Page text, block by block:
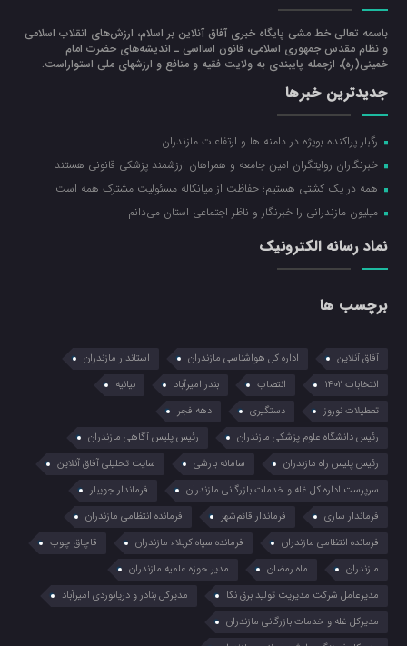
باسمه تعالی خط مشی پایگاه خبری آفاق آنلاین بر اسلام، ارزش‌هاي انقلاب اسلامي
و نظام مقدس جمهوري اسلامي، قانون اسااسی ـ انديشه‌هاي حضرت امام
خميني(ره)، ازجمله پایبندی به ولايت فقيه و منافع و ارزشهاي ملي استواراست.
جدیدترین خبرها
رگبار پراکنده بویژه در دامنه ها و ارتفاعات مازندران
خبرنگاران روایتگران امین جامعه و همراهان ارزشمند پزشکی قانونی هستند
همه در یک کشتی هستیم؛ حفاظت از میانکاله مسئولیت مشترک همه است
میلیون مازندرانی را خبرنگار و ناظر اجتماعی استان می‌دانم
نماد رسانه الکترونیک
برچسب ها
آفاق آنلاین اداره کل هواشناسی مازندران
استاندار مازندران
انتخابات ۱۴۰۲
انتصاب بندر امیرآباد
بیانیه
تعطیلات نوروز
دستگیری
دهه فجر
رئیس دانشگاه علوم پزشکی مازندران
رئیس پلیس آگاهی مازندران
رئیس پلیس راه مازندران
سامانه بارشی
سایت تحلیلی آفاق آنلاین
سرپرست اداره کل غله و خدمات بازرگانی مازندران
فرماندار جویبار
فرماندار ساری
فرماندار قائم‌شهر
فرمانده انتظامي مازندران
فرمانده انتظامی مازندران
فرمانده سپاه کربلاء مازندران
قاچاق چوب
مازندران
ماه رمضان
مدیر حوزه علمیه مازندران
مدیرعامل شرکت مدیریت تولید برق نکا
مدیرکل بنادر و دریانوردی امیرآباد
مدیرکل غله و خدمات بازرگانی مازندران